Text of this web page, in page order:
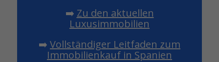
➡️ Zu den aktuellen
Luxusimmobilien
➡️ Vollständiger Leitfaden zum
Immobilienkauf in Spanien